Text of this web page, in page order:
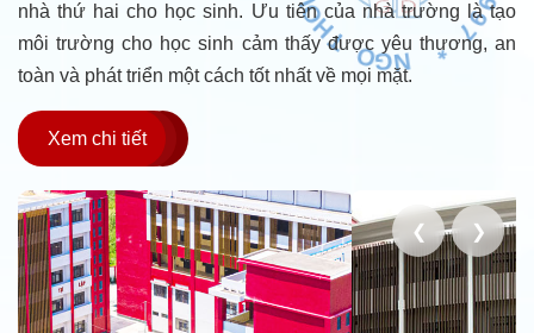
*
E
S
T
1
9
9
7
*
nhà thứ hai cho học sinh. Ưu tiên của nhà trường là tạo
môi trường cho học sinh cảm thấy được yêu thương, an
toàn và phát triển một cách tốt nhất về mọi mặt.
Xem chi tiết
❮ ❯